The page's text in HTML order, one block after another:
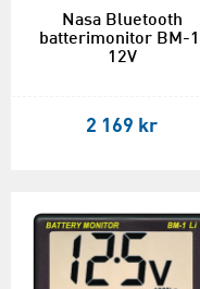
Nasa Bluetooth
batterimonitor BM-
12V
2 169 kr